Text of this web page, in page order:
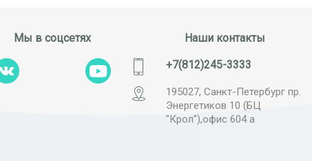
Мы в соцсетях Наши контакты
+7(812)245-3333
195027, Санкт-Петербург пр.
Энергетиков 10 (БЦ
"Крол"),офис 604 а